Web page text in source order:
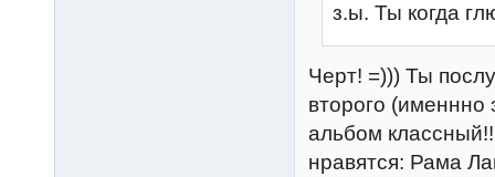
з.ы. Ты когда
Черт! =))) Ты
второго (именнно
альбом
нравятся: Рама